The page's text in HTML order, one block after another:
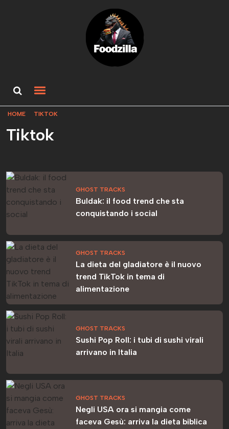
HOME TIKTOK
Tiktok
GHOST TRACKS
Buldak: il food trend che sta
conquistando i social
GHOST TRACKS
La dieta del gladiatore è il nuovo
trend TikTok in tema di
alimentazione
GHOST TRACKS
Sushi Pop Roll: i tubi di sushi virali
arrivano in Italia
GHOST TRACKS
Negli USA ora si mangia come
faceva Gesù: arriva la dieta biblica